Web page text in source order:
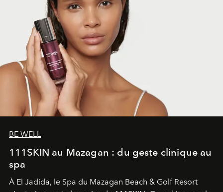
BE WELL
111SKIN au Mazagan : du geste clinique au
spa
À El Jadida, le Spa du Mazagan Beach & Golf Resort